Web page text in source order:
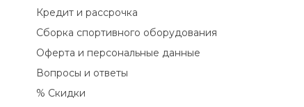
Кредит и рассрочка
Сборка спортивного оборудования
Оферта и персональные данные
Вопросы и ответы
% Скидки